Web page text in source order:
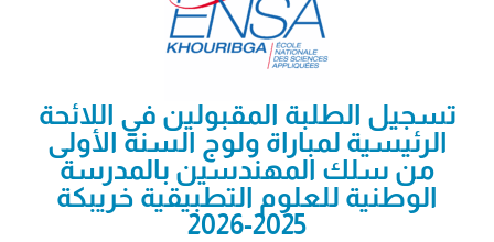
تسجيل الطلبة المقبولين في اللائحة
الرئيسية لمباراة ولوج السنة الأولى
من سلك المهندسين بالمدرسة
الوطنية للعلوم التطبيقية خريبكة
2025-2026